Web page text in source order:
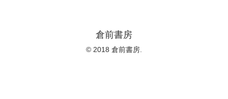
倉前書房
© 2018 倉前書房.